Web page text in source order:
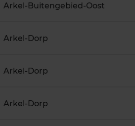
Arkel-Buitengebied-Oost
Arkel-Dorp
Arkel-Dorp
Arkel-Dorp